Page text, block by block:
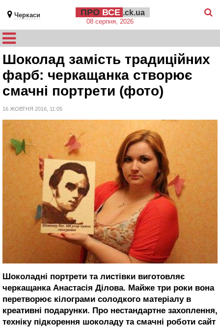
Черкаси ПРО ВСЕ .ck.ua
08 серпня, 2026
Шоколад замість традиційних
фарб: черкащанка створює
смачні портрети (фото)
16 ЖОВТНЯ 2016, 11:05
Шоколадні портрети та листівки виготовляє
черкащанка Анастасія Ділова. Майже три роки вона
перетворює кілограми солодкого матеріалу в
креативні подарунки. Про нестандартне захоплення,
техніку підкорення шоколаду та смачні роботи сайт